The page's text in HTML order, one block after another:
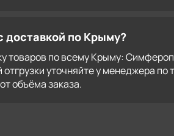
доставкой по Крыму?
товаров по всему Крыму:
уточняйте у менеджера
объёма заказа.